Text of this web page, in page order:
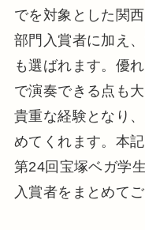
でを対象とした関
部門入賞者に加え
も選ばれます。優
で演奏できる点も
貴重な経験となり
めてくれます。本
第24回宝塚ベガ学
入賞者をまとめて